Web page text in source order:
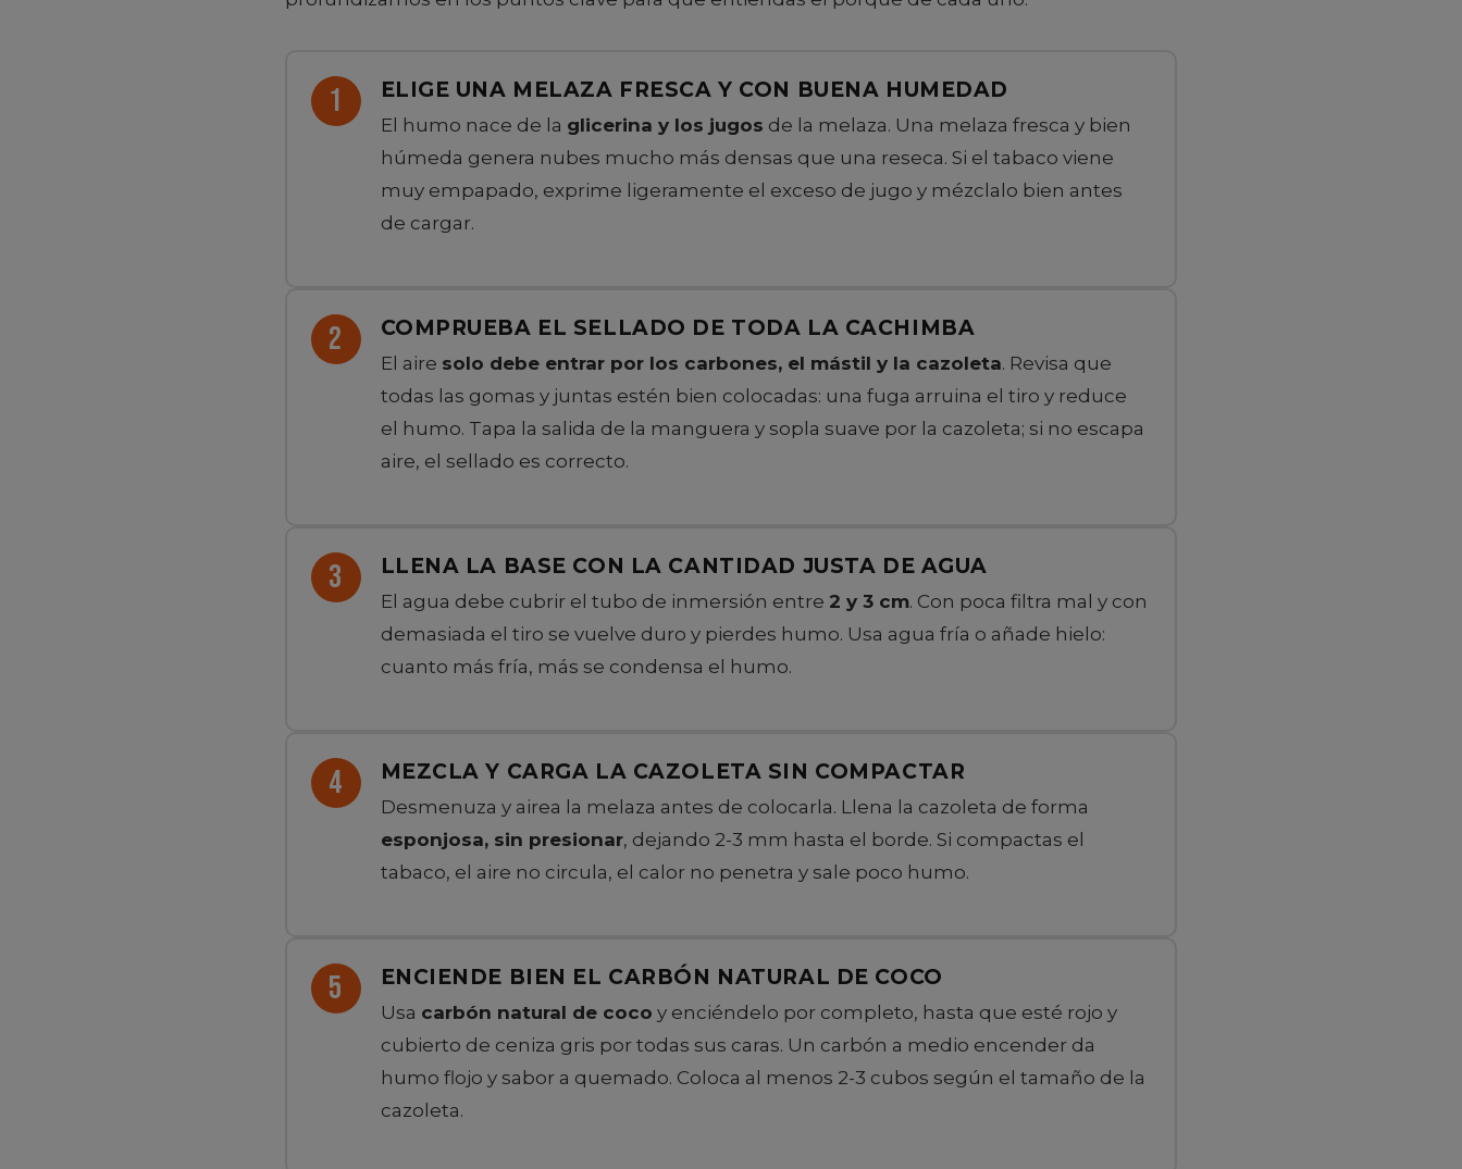
ELIGE UNA MELAZA FRESCA Y CON BUENA HUMEDAD
El humo nace de la glicerina y los jugos de la melaza. Una melaza fresca y bien
húmeda genera nubes mucho más densas que una reseca. Si el tabaco viene
muy empapado, exprime ligeramente el exceso de jugo y mézclalo bien antes
de cargar.
COMPRUEBA EL SELLADO DE TODA LA CACHIMBA
El aire solo debe entrar por los carbones, el mástil y la cazoleta. Revisa que
todas las gomas y juntas estén bien colocadas: una fuga arruina el tiro y reduce
el humo. Tapa la salida de la manguera y sopla suave por la cazoleta; si no escapa
aire, el sellado es correcto.
LLENA LA BASE CON LA CANTIDAD JUSTA DE AGUA
El agua debe cubrir el tubo de inmersión entre 2 y 3 cm. Con poca filtra mal y con
demasiada el tiro se vuelve duro y pierdes humo. Usa agua fría o añade hielo:
cuanto más fría, más se condensa el humo.
MEZCLA Y CARGA LA CAZOLETA SIN COMPACTAR
Desmenuza y airea la melaza antes de colocarla. Llena la cazoleta de forma
esponjosa, sin presionar, dejando 2-3 mm hasta el borde. Si compactas el
tabaco, el aire no circula, el calor no penetra y sale poco humo.
ENCIENDE BIEN EL CARBÓN NATURAL DE COCO
Usa carbón natural de coco y enciéndelo por completo, hasta que esté rojo y
cubierto de ceniza gris por todas sus caras. Un carbón a medio encender da
humo flojo y sabor a quemado. Coloca al menos 2-3 cubos según el tamaño de la
cazoleta.